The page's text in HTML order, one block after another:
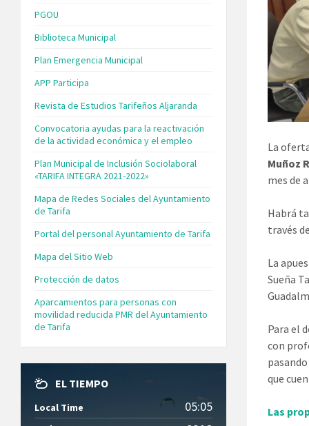
La
Muñoz
mes de
Habrá
través
La
Sueña
Para el
con
que
Las
PGOU
Biblioteca Municipal
Plan Emergencia Municipal
APP Participa
Revista de Estudios Tarifeños Aljaranda
Convocatoria ayudas para la reactivación
de la actividad económica y el empleo
Plan Municipal de Inclusión Sociolaboral
«TARIFA INTEGRA 2021-2022»
Mapa de Redes Sociales del Ayuntamiento
de Tarifa
Portal del personal Ayuntamiento de Tarifa
Mapa del Sitio Web
Protección de datos
Aparcamientos para personas con
movilidad reducida PMR del Ayuntamiento
de Tarifa
EL TIEMPO
Local Time 05:05